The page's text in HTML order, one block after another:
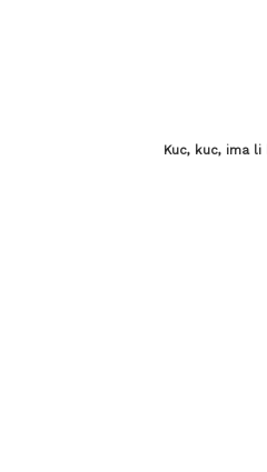
Kuc, kuc, ima li